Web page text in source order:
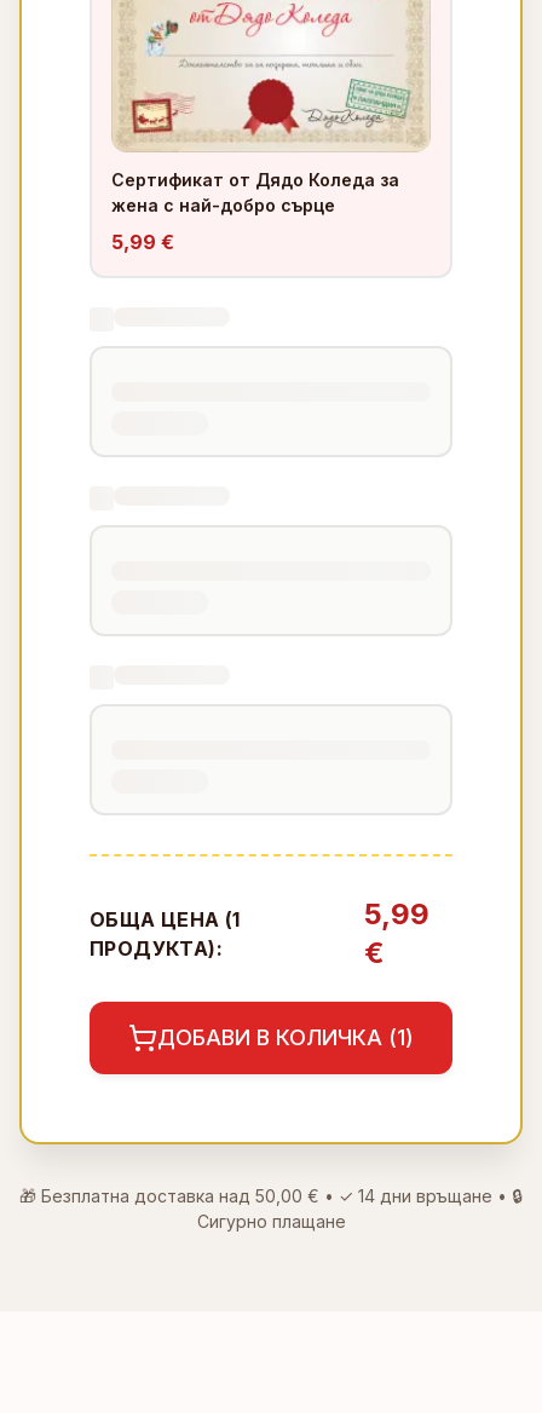
Сертификат от Дядо Коледа за
жена с най-добро сърце
5,99 €
ОБЩА ЦЕНА (1
ПРОДУКТА):
5,99
€
ДОБАВИ В КОЛИЧКА (1)
🎁 Безплатна доставка над 50,00 € • ✓ 14 дни връщане • 🔒
Сигурно плащане